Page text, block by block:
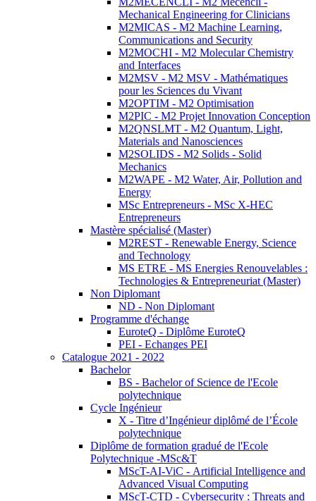
Mechanical Engineering for Clinicians
M2MICAS - M2 Machine Learning,
Communications and Security
M2MOCHI - M2 Molecular Chemistry
and Interfaces
M2MSV - M2 MSV - Mathématiques
pour les Sciences du Vivant
M2OPTIM - M2 Optimisation
M2PIC - M2 Projet Innovation Conception
M2QNSLMT - M2 Quantum, Light,
Materials and Nanosciences
M2SOLIDS - M2 Solids - Solid
Mechanics
M2WAPE - M2 Water, Air, Pollution and
Energy
MSc Entrepreneurs - MSc X-HEC
Entrepreneurs
Mastère spécialisé (Master)
M2REST - Renewable Energy, Science
and Technology
MS ETRE - MS Energies Renouvelables :
Technologies & Entrepreneuriat (Master)
Non Diplomant
ND - Non Diplomant
Programme d'échange
EuroteQ - Diplôme EuroteQ
PEI - Echanges PEI
Catalogue 2021 - 2022
Bachelor
BS - Bachelor of Science de l'Ecole
polytechnique
Cycle Ingénieur
X - Titre d’Ingénieur diplômé de l’École
polytechnique
Diplôme de formation gradué de l'Ecole
Polytechnique -MSc&T
MScT-AI-ViC - Artificial Intelligence and
Advanced Visual Computing
MScT-CTD - Cybersecurity : Threats and